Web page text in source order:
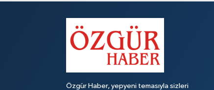
Özgür Haber, yepyeni temasıyla sizleri